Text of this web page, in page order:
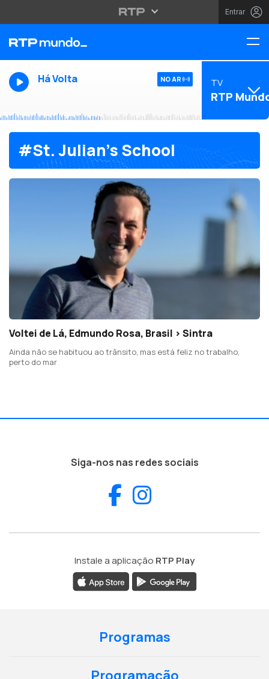
Entrar
Há Volta NO AR TV
RTP
#St. Julian’s School
Voltei de Lá, Edmundo Rosa, Brasil > Sintra
Ainda não se habituou ao trânsito, mas está feliz no trabalho,
perto do mar
Siga-nos nas redes sociais
Facebook
Instale a aplicação RTP Play
Programas